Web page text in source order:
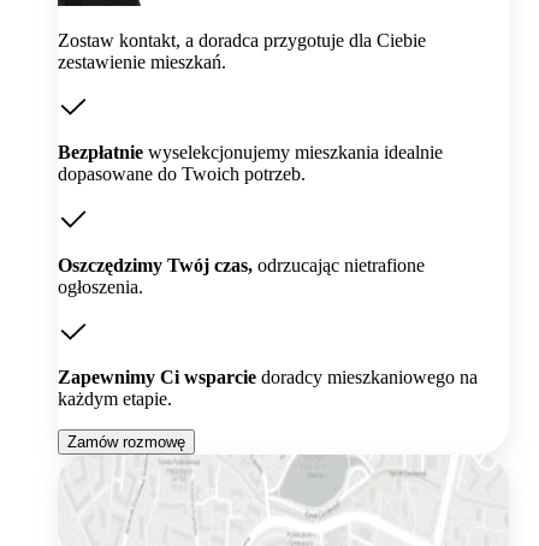
Zostaw kontakt, a doradca przygotuje dla Ciebie
zestawienie mieszkań.
Bezpłatnie wyselekcjonujemy mieszkania idealnie
dopasowane do Twoich potrzeb.
Oszczędzimy Twój czas, odrzucając nietrafione
ogłoszenia.
Zapewnimy Ci wsparcie doradcy mieszkaniowego na
każdym etapie.
Zamów rozmowę